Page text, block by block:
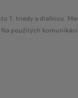
1. triedy a diaľnicu.
použitých